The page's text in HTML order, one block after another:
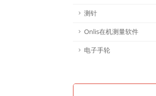
测针
Onlis在机测量软件
电子手轮